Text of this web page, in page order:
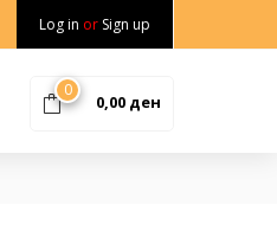
Log in or Sign up
0
0,00 ден